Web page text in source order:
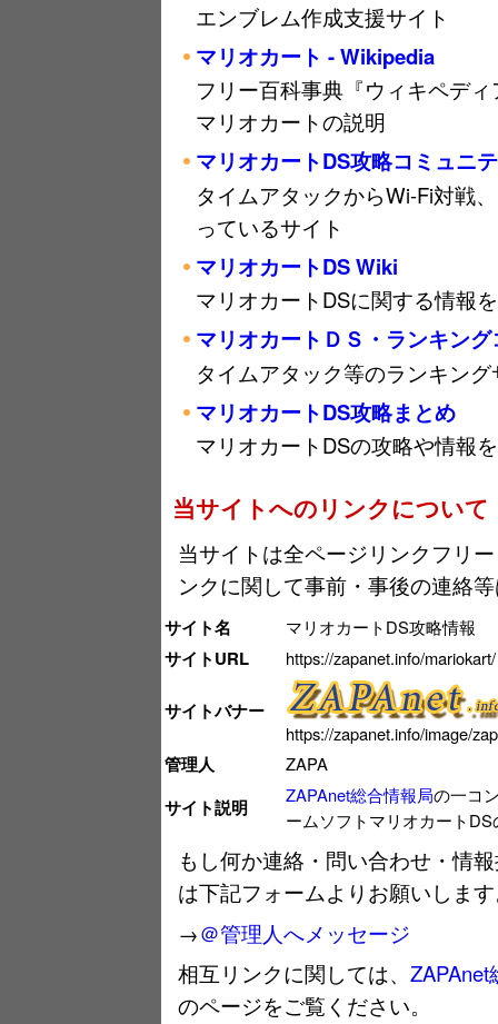
エンブレム作成支援サイト
マリオカート - Wikipedia
フリー百科事典『ウィキペデ
マリオカートの説明
マリオカートDS攻略コミュニ
タイムアタックからWi-Fi対戦
っているサイト
マリオカートDS Wiki
マリオカートDSに関する情報
マリオカートＤＳ・ランキン
タイムアタック等のランキング
マリオカートDS攻略まとめ
マリオカートDSの攻略や情報
当サイトへのリンクについて
当サイトは全ページリンクフリ
ンクに関して事前・事後の連絡
サイト名 マリオカートDS攻略情報
サイトURL https://zapanet.info/mariokart/
サイトバナー
https://zapanet.info/image/
管理人 ZAPA
サイト説明
ZAPAnet総合情報局の一コ
ームソフトマリオカート
もし何か連絡・問い合わせ・情
は下記フォームよりお願いしま
→＠管理人へメッセージ
相互リンクに関しては、
のページをご覧ください。